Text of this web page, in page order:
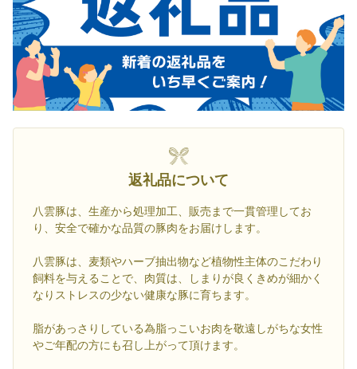
返礼品について
八雲豚は、生産から処理加工、販売まで一貫管理してお
り、安全で確かな品質の豚肉をお届けします。
八雲豚は、麦類やハーブ抽出物など植物性主体のこだわり
飼料を与えることで、肉質は、しまりが良くきめが細かく
なりストレスの少ない健康な豚に育ちます。
脂があっさりしている為脂っこいお肉を敬遠しがちな女性
やご年配の方にも召し上がって頂けます。